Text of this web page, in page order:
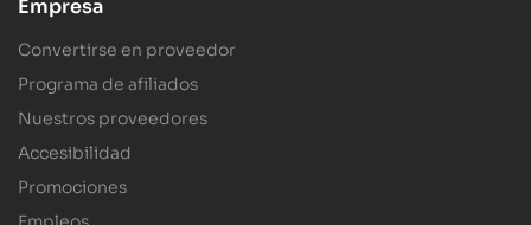
Empresa
Convertirse en proveedor
Programa de afiliados
Nuestros proveedores
Accesibilidad
Promociones